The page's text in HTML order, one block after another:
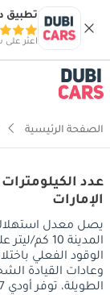
تطبيق
اعثر على
الصفحة الرئيسية
الإمارات
المدينة
الوقود الفعلي
وعادات القيادة